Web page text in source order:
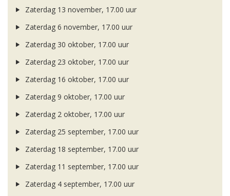
Zaterdag 13 november, 17.00 uur
Zaterdag 6 november, 17.00 uur
Zaterdag 30 oktober, 17.00 uur
Zaterdag 23 oktober, 17.00 uur
Zaterdag 16 oktober, 17.00 uur
Zaterdag 9 oktober, 17.00 uur
Zaterdag 2 oktober, 17.00 uur
Zaterdag 25 september, 17.00 uur
Zaterdag 18 september, 17.00 uur
Zaterdag 11 september, 17.00 uur
Zaterdag 4 september, 17.00 uur